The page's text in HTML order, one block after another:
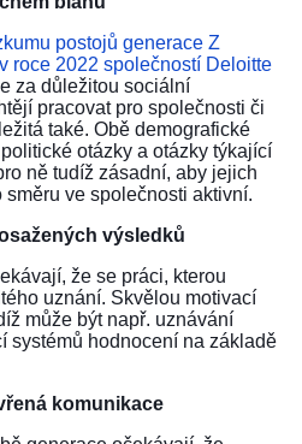
postojů generace Z
roce 2022 společností Deloitte
za důležitou sociální
pracovat pro společnosti či
také. Obě demografické
otázky a otázky týkající
ně tudíž zásadní, aby jejich
ve společnosti aktivní.
výsledků
že se práci, kterou
uznání. Skvělou motivací
může být např. uznávání
systémů hodnocení na základě
komunikace